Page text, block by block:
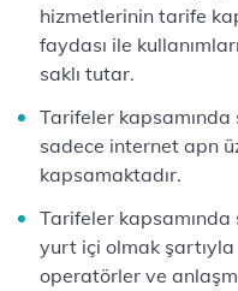
hizmetlerinin tarife
faydası ile
saklı tutar.
Tarifeler kapsamında
sadece internet apn
kapsamaktadır.
Tarifeler
yurt içi olmak
operatörler ve